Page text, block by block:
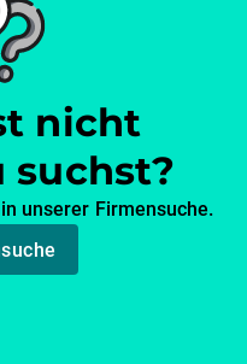
nicht
suchst?
unserer Firmensuche.